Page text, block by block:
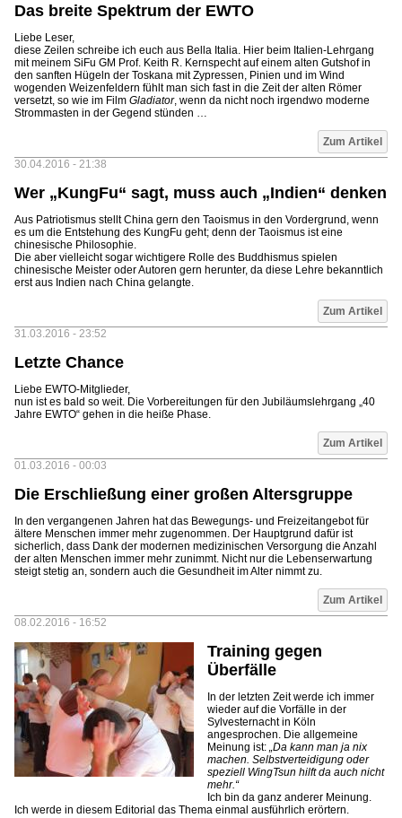
Das breite Spektrum der EWTO
Liebe Leser,
diese Zeilen schreibe ich euch aus Bella Italia. Hier beim Italien-Lehrgang
mit meinem SiFu GM Prof. Keith R. Kernspecht auf einem alten Gutshof in
den sanften Hügeln der Toskana mit Zypressen, Pinien und im Wind
wogenden Weizenfeldern fühlt man sich fast in die Zeit der alten Römer
versetzt, so wie im Film Gladiator, wenn da nicht noch irgendwo moderne
Strommasten in der Gegend stünden …
Zum Artikel
30.04.2016 - 21:38
Wer „KungFu“ sagt, muss auch „Indien“ denken
Aus Patriotismus stellt China gern den Taoismus in den Vordergrund, wenn
es um die Entstehung des KungFu geht; denn der Taoismus ist eine
chinesische Philosophie.
Die aber vielleicht sogar wichtigere Rolle des Buddhismus spielen
chinesische Meister oder Autoren gern herunter, da diese Lehre bekanntlich
erst aus Indien nach China gelangte.
Zum Artikel
31.03.2016 - 23:52
Letzte Chance
Liebe EWTO-Mitglieder,
nun ist es bald so weit. Die Vorbereitungen für den Jubiläumslehrgang „40
Jahre EWTO“ gehen in die heiße Phase.
Zum Artikel
01.03.2016 - 00:03
Die Erschließung einer großen Altersgruppe
In den vergangenen Jahren hat das Bewegungs- und Freizeitangebot für
ältere Menschen immer mehr zugenommen. Der Hauptgrund dafür ist
sicherlich, dass Dank der modernen medizinischen Versorgung die Anzahl
der alten Menschen immer mehr zunimmt. Nicht nur die Lebenserwartung
steigt stetig an, sondern auch die Gesundheit im Alter nimmt zu.
Zum Artikel
08.02.2016 - 16:52
Training gegen
Überfälle
In der letzten Zeit werde ich immer
wieder auf die Vorfälle in der
Sylvesternacht in Köln
angesprochen. Die allgemeine
Meinung ist: „Da kann man ja nix
machen. Selbstverteidigung oder
speziell WingTsun hilft da auch nicht
mehr.“
Ich bin da ganz anderer Meinung.
Ich werde in diesem Editorial das Thema einmal ausführlich erörtern.